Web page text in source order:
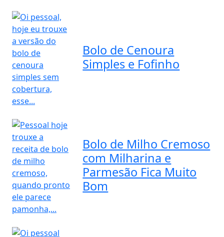
Bolo de Cenoura
Simples e Fofinho
Bolo de Milho Cremoso
com Milharina e
Parmesão Fica Muito
Bom